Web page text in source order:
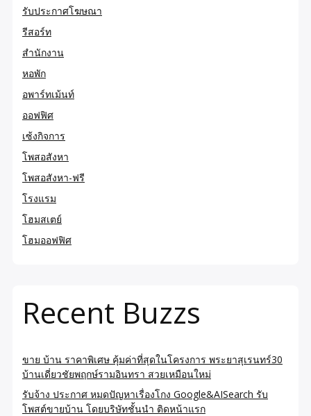
รับประกาศโฆษณา
รีสอร์ท
สำนักงาน
หอพัก
อพาร์ทเม้นท์
ออฟฟิศ
เซ้งกิจการ
โพสอสังหา
โพสอสังหา-ฟรี
โรงแรม
โฮมสเตย์
โฮมออฟฟิศ
Recent Buzzs
ขาย บ้าน ราคาพิเศษ คุ้มค่าที่สุดในโครงการ พระยาสุเรนทร์30
บ้านเดี่ยวชัยพฤกษ์รามอินทรา สวยเหมือนใหม่
รับจ้าง ประกาศ หมดปัญหาเรื่องโกง Google&AISearch รับ
โพสต์ขายบ้าน โดยบริษัทชั้นนำ ติดหน้าแรก